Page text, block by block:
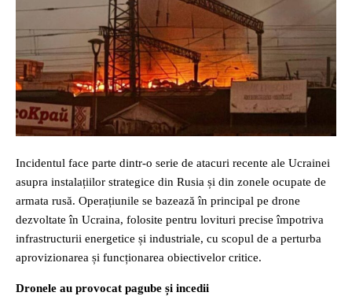
Incidentul face parte dintr-o serie de atacuri recente ale Ucrainei
asupra instalațiilor strategice din Rusia și din zonele ocupate de
armata rusă. Operațiunile se bazează în principal pe drone
dezvoltate în Ucraina, folosite pentru lovituri precise împotriva
infrastructurii energetice și industriale, cu scopul de a perturba
aprovizionarea și funcționarea obiectivelor critice.
Dronele au provocat pagube și incedii